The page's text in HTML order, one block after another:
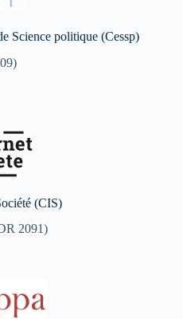
Science politique (Cessp)
(CIS)
2091)